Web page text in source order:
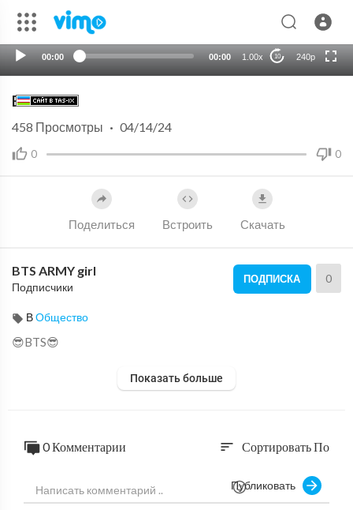
00:00 00:00 1.00x 10 240p
auto
BTS
0 0
458 Просмотры · 04/14/24
Поделиться Встроить Скачать
BTS ARMY girl
Подписчики
ПОДПИСКА 0
ВОбщество
😎BTS😎
Показать больше
0 Комментарии sort Сортировать По
Публиковать